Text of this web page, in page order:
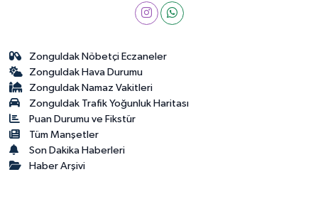
Zonguldak Nöbetçi Eczaneler
Zonguldak Hava Durumu
Zonguldak Namaz Vakitleri
Zonguldak Trafik Yoğunluk Haritası
Puan Durumu ve Fikstür
Tüm Manşetler
Son Dakika Haberleri
Haber Arşivi